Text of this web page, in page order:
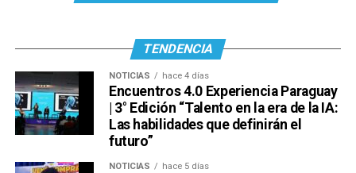
Ver esta publicación en Instagram
TENDENCIA
NOTICIAS hace 4 días
Encuentros 4.0 Experiencia Paraguay
| 3° Edición “Talento en la era de la IA:
Las habilidades que definirán el
futuro”
NOTICIAS hace 5 días